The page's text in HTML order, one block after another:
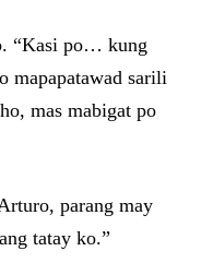
“Kasi po… kung
sarili
mas mabigat po
parang may
tatay ko.”